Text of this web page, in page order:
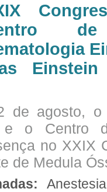
de agosto, o
e o Centro
no XXIX
de Medula